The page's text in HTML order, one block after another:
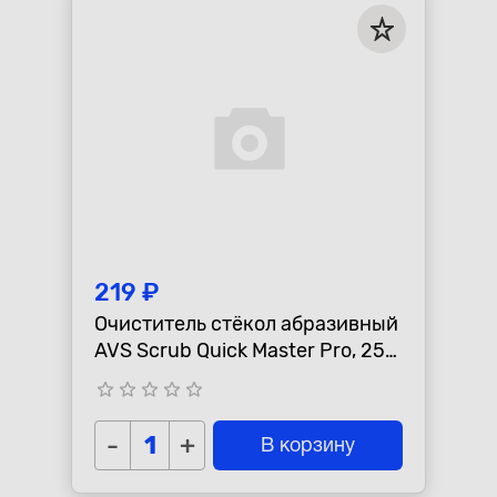
219 ₽
Очиститель стёкол абразивный
AVS Scrub Quick Master Pro, 250
мл.
star_border star_border star_border star_border star_border
- + В корзину